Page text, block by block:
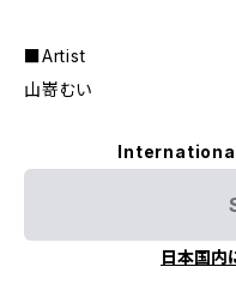
■Artist
山嵜むい
日本国内